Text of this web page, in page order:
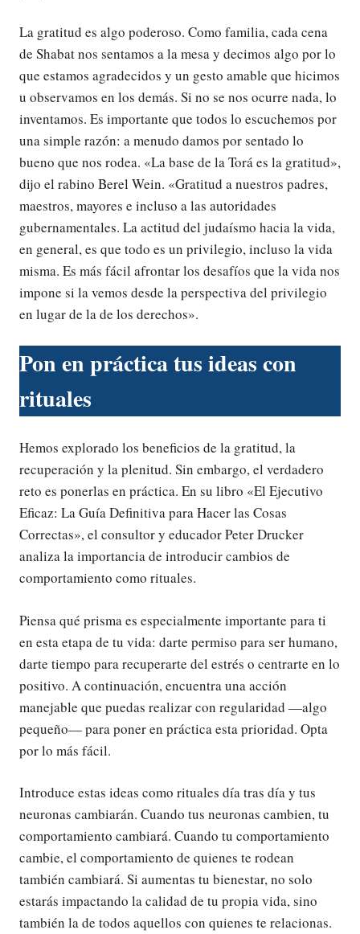
La gratitud es algo poderoso. Como familia, cada cena
de Shabat nos sentamos a la mesa y decimos algo por lo
que estamos agradecidos y un gesto amable que hicimos
u observamos en los demás. Si no se nos ocurre nada, lo
inventamos. Es importante que todos lo escuchemos por
una simple razón: a menudo damos por sentado lo
bueno que nos rodea. «La base de la Torá es la gratitud»,
dijo el rabino Berel Wein. «Gratitud a nuestros padres,
maestros, mayores e incluso a las autoridades
gubernamentales. La actitud del judaísmo hacia la vida,
en general, es que todo es un privilegio, incluso la vida
misma. Es más fácil afrontar los desafíos que la vida nos
impone si la vemos desde la perspectiva del privilegio
en lugar de la de los derechos».
Pon en práctica tus ideas con
rituales
Hemos explorado los beneficios de la gratitud, la
recuperación y la plenitud. Sin embargo, el verdadero
reto es ponerlas en práctica. En su libro «El Ejecutivo
Eficaz: La Guía Definitiva para Hacer las Cosas
Correctas», el consultor y educador Peter Drucker
analiza la importancia de introducir cambios de
comportamiento como rituales.
Piensa qué prisma es especialmente importante para ti
en esta etapa de tu vida: darte permiso para ser humano,
darte tiempo para recuperarte del estrés o centrarte en lo
positivo. A continuación, encuentra una acción
manejable que puedas realizar con regularidad —algo
pequeño— para poner en práctica esta prioridad. Opta
por lo más fácil.
Introduce estas ideas como rituales día tras día y tus
neuronas cambiarán. Cuando tus neuronas cambien, tu
comportamiento cambiará. Cuando tu comportamiento
cambie, el comportamiento de quienes te rodean
también cambiará. Si aumentas tu bienestar, no solo
estarás impactando la calidad de tu propia vida, sino
también la de todos aquellos con quienes te relacionas.